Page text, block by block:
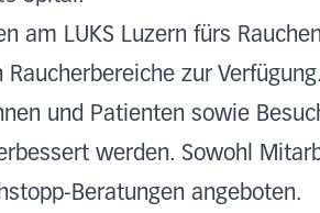
am LUKS Luzern fürs
zur
und Patienten sowie
werden. Sowohl
Beratungen angeboten.